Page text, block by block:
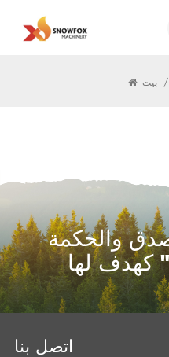
بيت /
والحكمة
كهدف لها
اتصل بنا